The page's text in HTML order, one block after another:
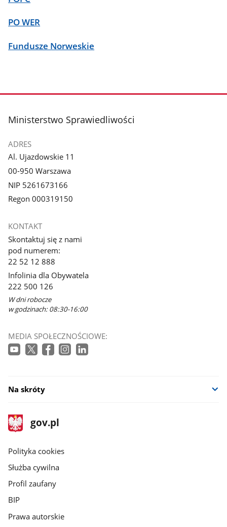
PO WER
Fundusze Norweskie
stopka
Ministerstwo Sprawiedliwości
ADRES
Al. Ujazdowskie 11
00-950 Warszawa
NIP 5261673166
Regon 000319150
KONTAKT
Skontaktuj się z nami
pod numerem:
22 52 12 888
Infolinia dla Obywatela
222 500 126
W dni robocze
w godzinach: 08:30-16:00
MEDIA SPOŁECZNOŚCIOWE:
Na skróty
stopka
gov.pl
Strona
gov.pl
gov.pl
Polityka cookies
Służba cywilna
Profil zaufany
BIP
Prawa autorskie